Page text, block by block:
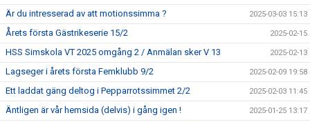
Är du intresserad av att motionssimma ? 2025-03-03 15:13
Årets första Gästrikeserie 15/2 2025-02-15
HSS Simskola VT 2025 omgång 2 / Anmälan sker V 13 2025-02-13
Lagseger i årets första Femklubb 9/2 2025-02-09 19:58
Ett laddat gäng deltog i Pepparrotssimmet 2/2 2025-02-03 11:45
Äntligen är vår hemsida (delvis) i gång igen ! 2025-01-25 13:17